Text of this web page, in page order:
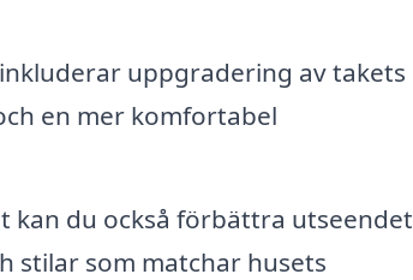
uppgradering av takets
en mer komfortabel
kan du också förbättra utseendet
stilar som matchar husets